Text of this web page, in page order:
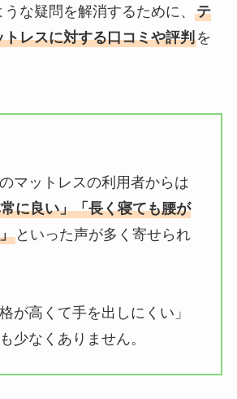
な疑問を解消するために、
テ
レスに対する口コミや評判を
マットレスの利用者からは
に良い」「長く寝ても腰が
といった声が多く寄せられ
が高くて手を出しにくい」
少なくありません。